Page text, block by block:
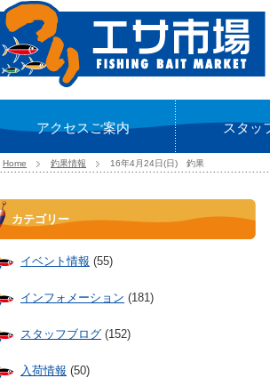
アクセスご案内 スタッ
Home 釣果情報 16年4月24日(日) 釣果
カテゴリー
イベント情報 (55)
インフォメーション (181)
スタッフブログ (152)
入荷情報 (50)